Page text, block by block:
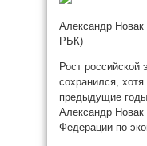
Александр Новак
РБК)
Рост российской
сохранился,
предыдущие
Александр Новак
Федерации по